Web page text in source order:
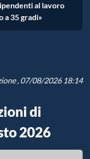
al lavoro
a 35 gradi»
, 07/08/2026 18:14
di
2026